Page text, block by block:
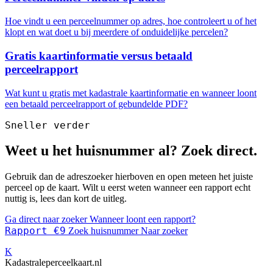
Hoe vindt u een perceelnummer op adres, hoe controleert u of het
klopt en wat doet u bij meerdere of onduidelijke percelen?
Gratis kaartinformatie versus betaald
perceelrapport
Wat kunt u gratis met kadastrale kaartinformatie en wanneer loont
een betaald perceelrapport of gebundelde PDF?
Sneller verder
Weet u het huisnummer al? Zoek direct.
Gebruik dan de adreszoeker hierboven en open meteen het juiste
perceel op de kaart. Wilt u eerst weten wanneer een rapport echt
nuttig is, lees dan kort de uitleg.
Ga direct naar zoekerWanneer loont een rapport?
Rapport €9 Zoek huisnummer Naar zoeker
K
Kadastraleperceelkaart.nl